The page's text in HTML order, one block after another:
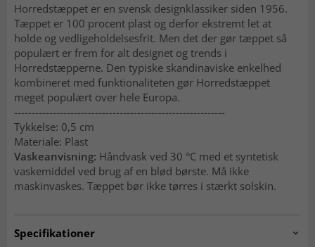
Horredstæppet er en svensk designklassiker siden 1956.
Tæppet er 100 procent plast og derfor ekstremt let at
holde og vedligeholdelsesfrit. Men det der gør tæppet så
populært er frem for alt designet og trends i
Horredstæpperne. Den typiske skandinaviske enkelhed
kombineret med funktionaliteten gør Horredstæppet
meget populært over hele Europa.
------------------------------------------------------------
Tykkelse: 0,5 cm
Materiale: Plast
Vaskeanvisning: Håndvask ved 30 °C med et syntetisk
vaskemiddel ved brug af en blød børste. Må ikke
maskinvaskes. Tæppet bør ikke tørres i stærkt solskin.
Specifikationer